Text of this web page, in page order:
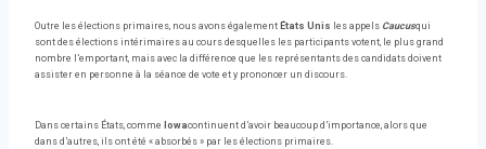
Outre les élections primaires, nous avons également États Unis les appels Caucusqui
sont des élections intérimaires au cours desquelles les participants votent, le plus grand
nombre l’emportant, mais avec la différence que les représentants des candidats doivent
assister en personne à la séance de vote et y prononcer un discours.
Dans certains États, comme Iowacontinuent d’avoir beaucoup d’importance, alors que
dans d’autres, ils ont été « absorbés » par les élections primaires.